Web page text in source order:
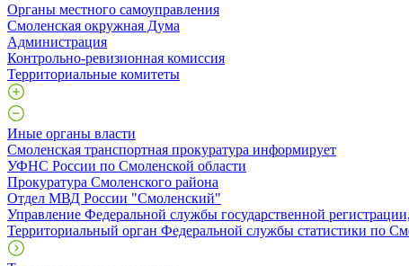
Органы местного самоуправления
Смоленская окружная Дума
Администрация
Контрольно-ревизионная комиссия
Территориальные комитеты
Иные органы власти
Смоленская транспортная прокуратура информирует
УФНС России по Смоленской области
Прокуратура Смоленского района
Отдел МВД России "Смоленский"
Управление Федеральной службы государственной
Территориальный орган Федеральной службы статистики по